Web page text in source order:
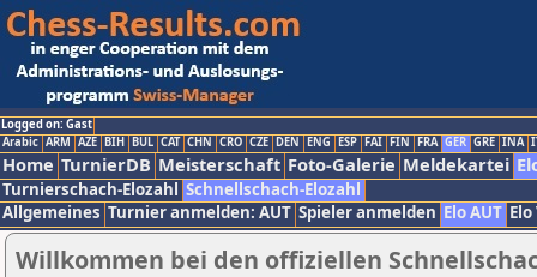
Logged on: Gast
Arabic ARM AZE BIH BUL CAT CHN CRO CZE DEN ENG ESP FAI FIN FRA GER GRE INA
Home TurnierDB Meisterschaft Foto-Galerie Meldekartei
Turnierschach-Elozahl Schnellschach-Elozahl
Allgemeines Turnier anmelden: AUT Spieler anmelden Elo AUT
Willkommen bei den offiziellen